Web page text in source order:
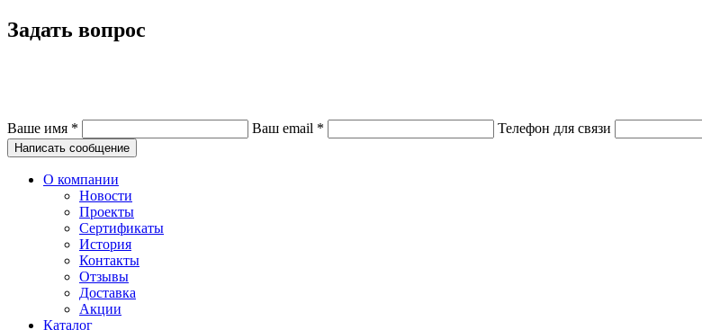
Задать вопрос
Ваше имя * Ваш email * Телефон для связи
Написать сообщение
О компании
Новости
Проекты
Сертификаты
История
Контакты
Отзывы
Доставка
Акции
Каталог